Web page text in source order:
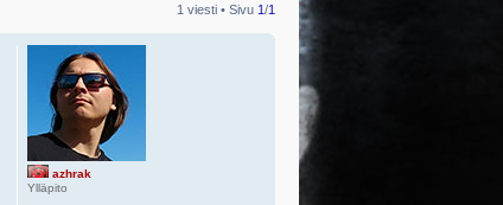
1 viesti • Sivu 1/1
azhrak
Ylläpito